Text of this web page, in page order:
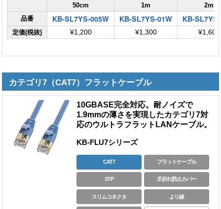
50cm 1m
2m
品番
KB-SL7YS-005W KB-SL7YS-01W KB-
定価(税抜) ¥1,200 ¥1,300 ¥1,600
カテゴリ7（CAT7）フラットケーブル
10GBASE完全対応。耐ノイズで
1.9mmの薄さを実現したカテゴリ7対
応のウルトラフラットLANケーブル。
KB-FLU7シリーズ
CAT7 フラットケーブル
STP 爪折れ防止カバー
スリムコネクタ より線